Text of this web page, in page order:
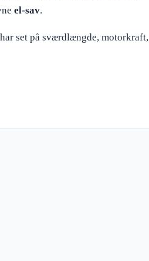
el-sav.
set på sværdlængde, motorkraft,